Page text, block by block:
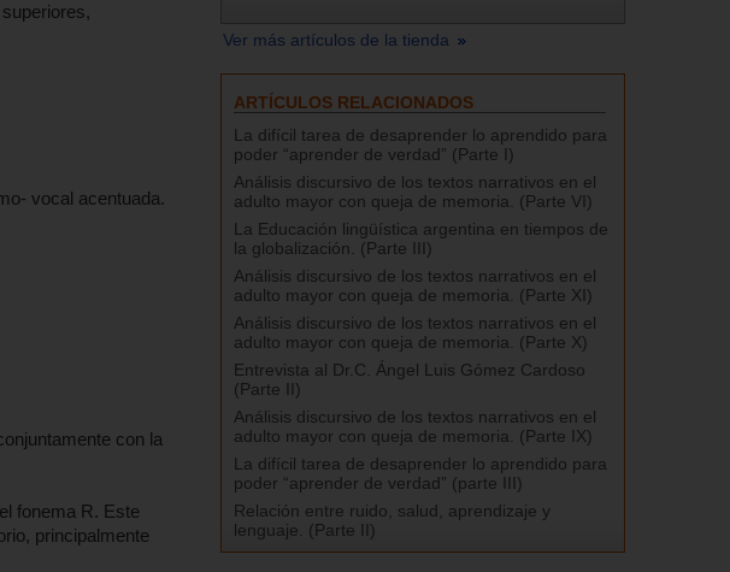
vocal acentuada.
con la
fonema R. Este
principalmente
Ver más artículos de la tienda
ARTÍCULOS RELACIONADOS
La difícil tarea de desaprender lo aprendido para
poder “aprender de verdad” (Parte I)
Análisis discursivo de los textos narrativos en el
adulto mayor con queja de memoria. (Parte VI)
La Educación lingüística argentina en tiempos de
la globalización. (Parte III)
Análisis discursivo de los textos narrativos en el
adulto mayor con queja de memoria. (Parte XI)
Análisis discursivo de los textos narrativos en el
adulto mayor con queja de memoria. (Parte X)
Entrevista al Dr.C. Ángel Luis Gómez Cardoso‏
(Parte II)
Análisis discursivo de los textos narrativos en el
adulto mayor con queja de memoria. (Parte IX)
La difícil tarea de desaprender lo aprendido para
poder “aprender de verdad” (parte III)
Relación entre ruido, salud, aprendizaje y
lenguaje. (Parte II)